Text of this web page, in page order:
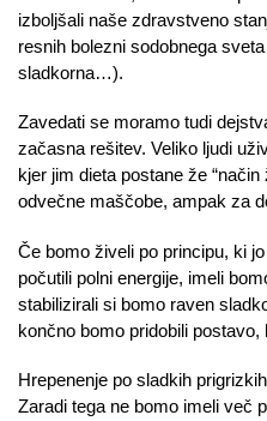
izboljšali naše zdravstveno
resnih bolezni sodobnega
sladkorna…).
Zavedati se moramo tudi
začasna rešitev. Veliko ljudi
kjer jim dieta postane že
odvečne maščobe, ampak za
Če bomo živeli po principu, ki
počutili polni energije, imeli
stabilizirali si bomo raven
končno bomo pridobili
Hrepenenje po sladkih
Zaradi tega ne bomo imeli več